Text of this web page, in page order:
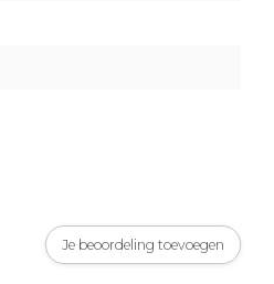
Je beoordeling toevoegen